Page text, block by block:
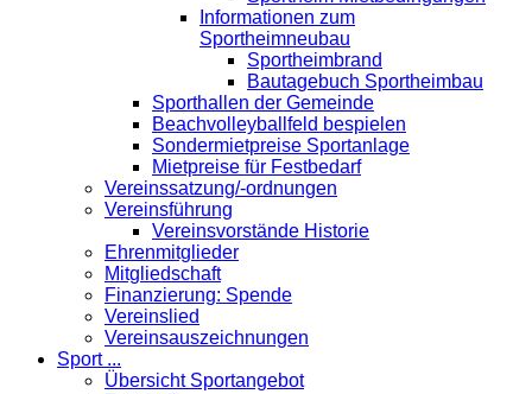
Informationen zum
Sportheimneubau
Sportheimbrand
Bautagebuch Sportheimbau
Sporthallen der Gemeinde
Beachvolleyballfeld bespielen
Sondermietpreise Sportanlage
Mietpreise für Festbedarf
Vereinssatzung/-ordnungen
Vereinsführung
Vereinsvorstände Historie
Ehrenmitglieder
Mitgliedschaft
Finanzierung: Spende
Vereinslied
Vereinsauszeichnungen
Sport ...
Übersicht Sportangebot